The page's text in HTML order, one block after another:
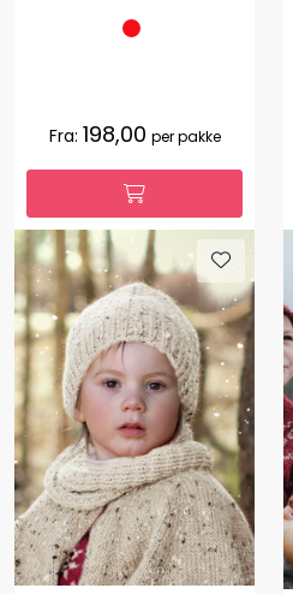
Fra: 198,00 per pakke